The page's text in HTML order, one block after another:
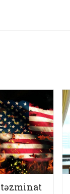
təzminat